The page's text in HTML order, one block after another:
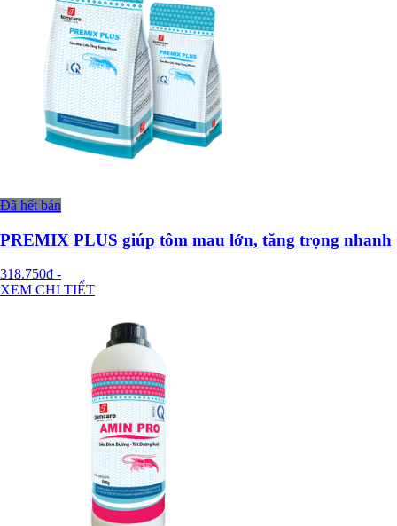
Đã hết bán
PREMIX PLUS giúp tôm mau lớn, tăng trọng nhanh
318.750đ -
XEM CHI TIẾT